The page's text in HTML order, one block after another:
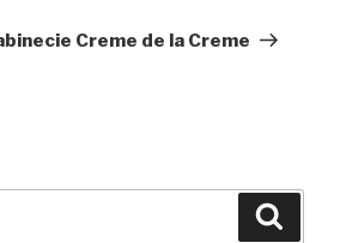
Creme de la Creme